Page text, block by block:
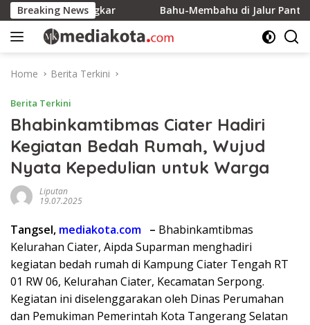
Skip
to
content
Breaking News
Ribu Ingkar Bahu-Membahu di Jalur Pantai, Energi
Home Berita Terkini
Berita Terkini
Bhabinkamtibmas Ciater Hadiri
Kegiatan Bedah Rumah, Wujud
Nyata Kepedulian untuk Warga
Liputan
19.07.2025
Tangsel, mediakota.com – Bhabinkamtibmas
Kelurahan Ciater, Aipda Suparman menghadiri
kegiatan bedah rumah di Kampung Ciater Tengah RT
01 RW 06, Kelurahan Ciater, Kecamatan Serpong.
Kegiatan ini diselenggarakan oleh Dinas Perumahan
dan Pemukiman Pemerintah Kota Tangerang Selatan